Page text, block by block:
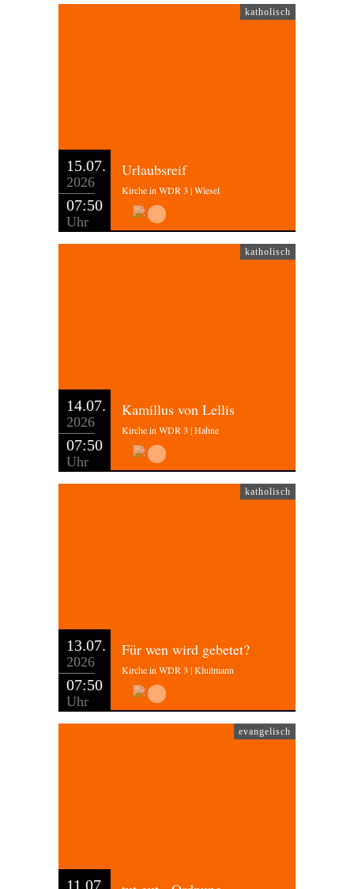
katholisch
15.07.
2026
07:50
Uhr
Urlaubsreif
Kirche in WDR 3 | Wiesel
katholisch
14.07.
2026
07:50
Uhr
Kamillus von Lellis
Kirche in WDR 3 | Hahne
katholisch
13.07.
2026
07:50
Uhr
Für wen wird gebetet?
Kirche in WDR 3 | Kluitmann
evangelisch
11.07.